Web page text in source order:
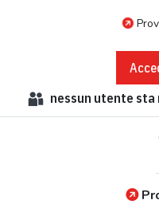
nessun utente sta